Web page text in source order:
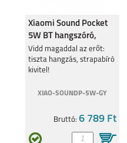
Xiaomi Sound Pocket
5W BT hangszóró,
szürke QBH4378
Vidd magaddal az erőt:
tiszta hangzás, strapabíró
kivitel!
XIAO-SOUNDP-5W-GY
Bruttó: 6 789 Ft